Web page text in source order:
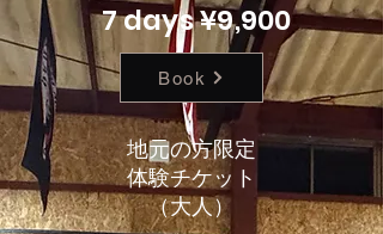
​7 days ¥9,900
Book
地元の方限定
​体験チケット
（大人）